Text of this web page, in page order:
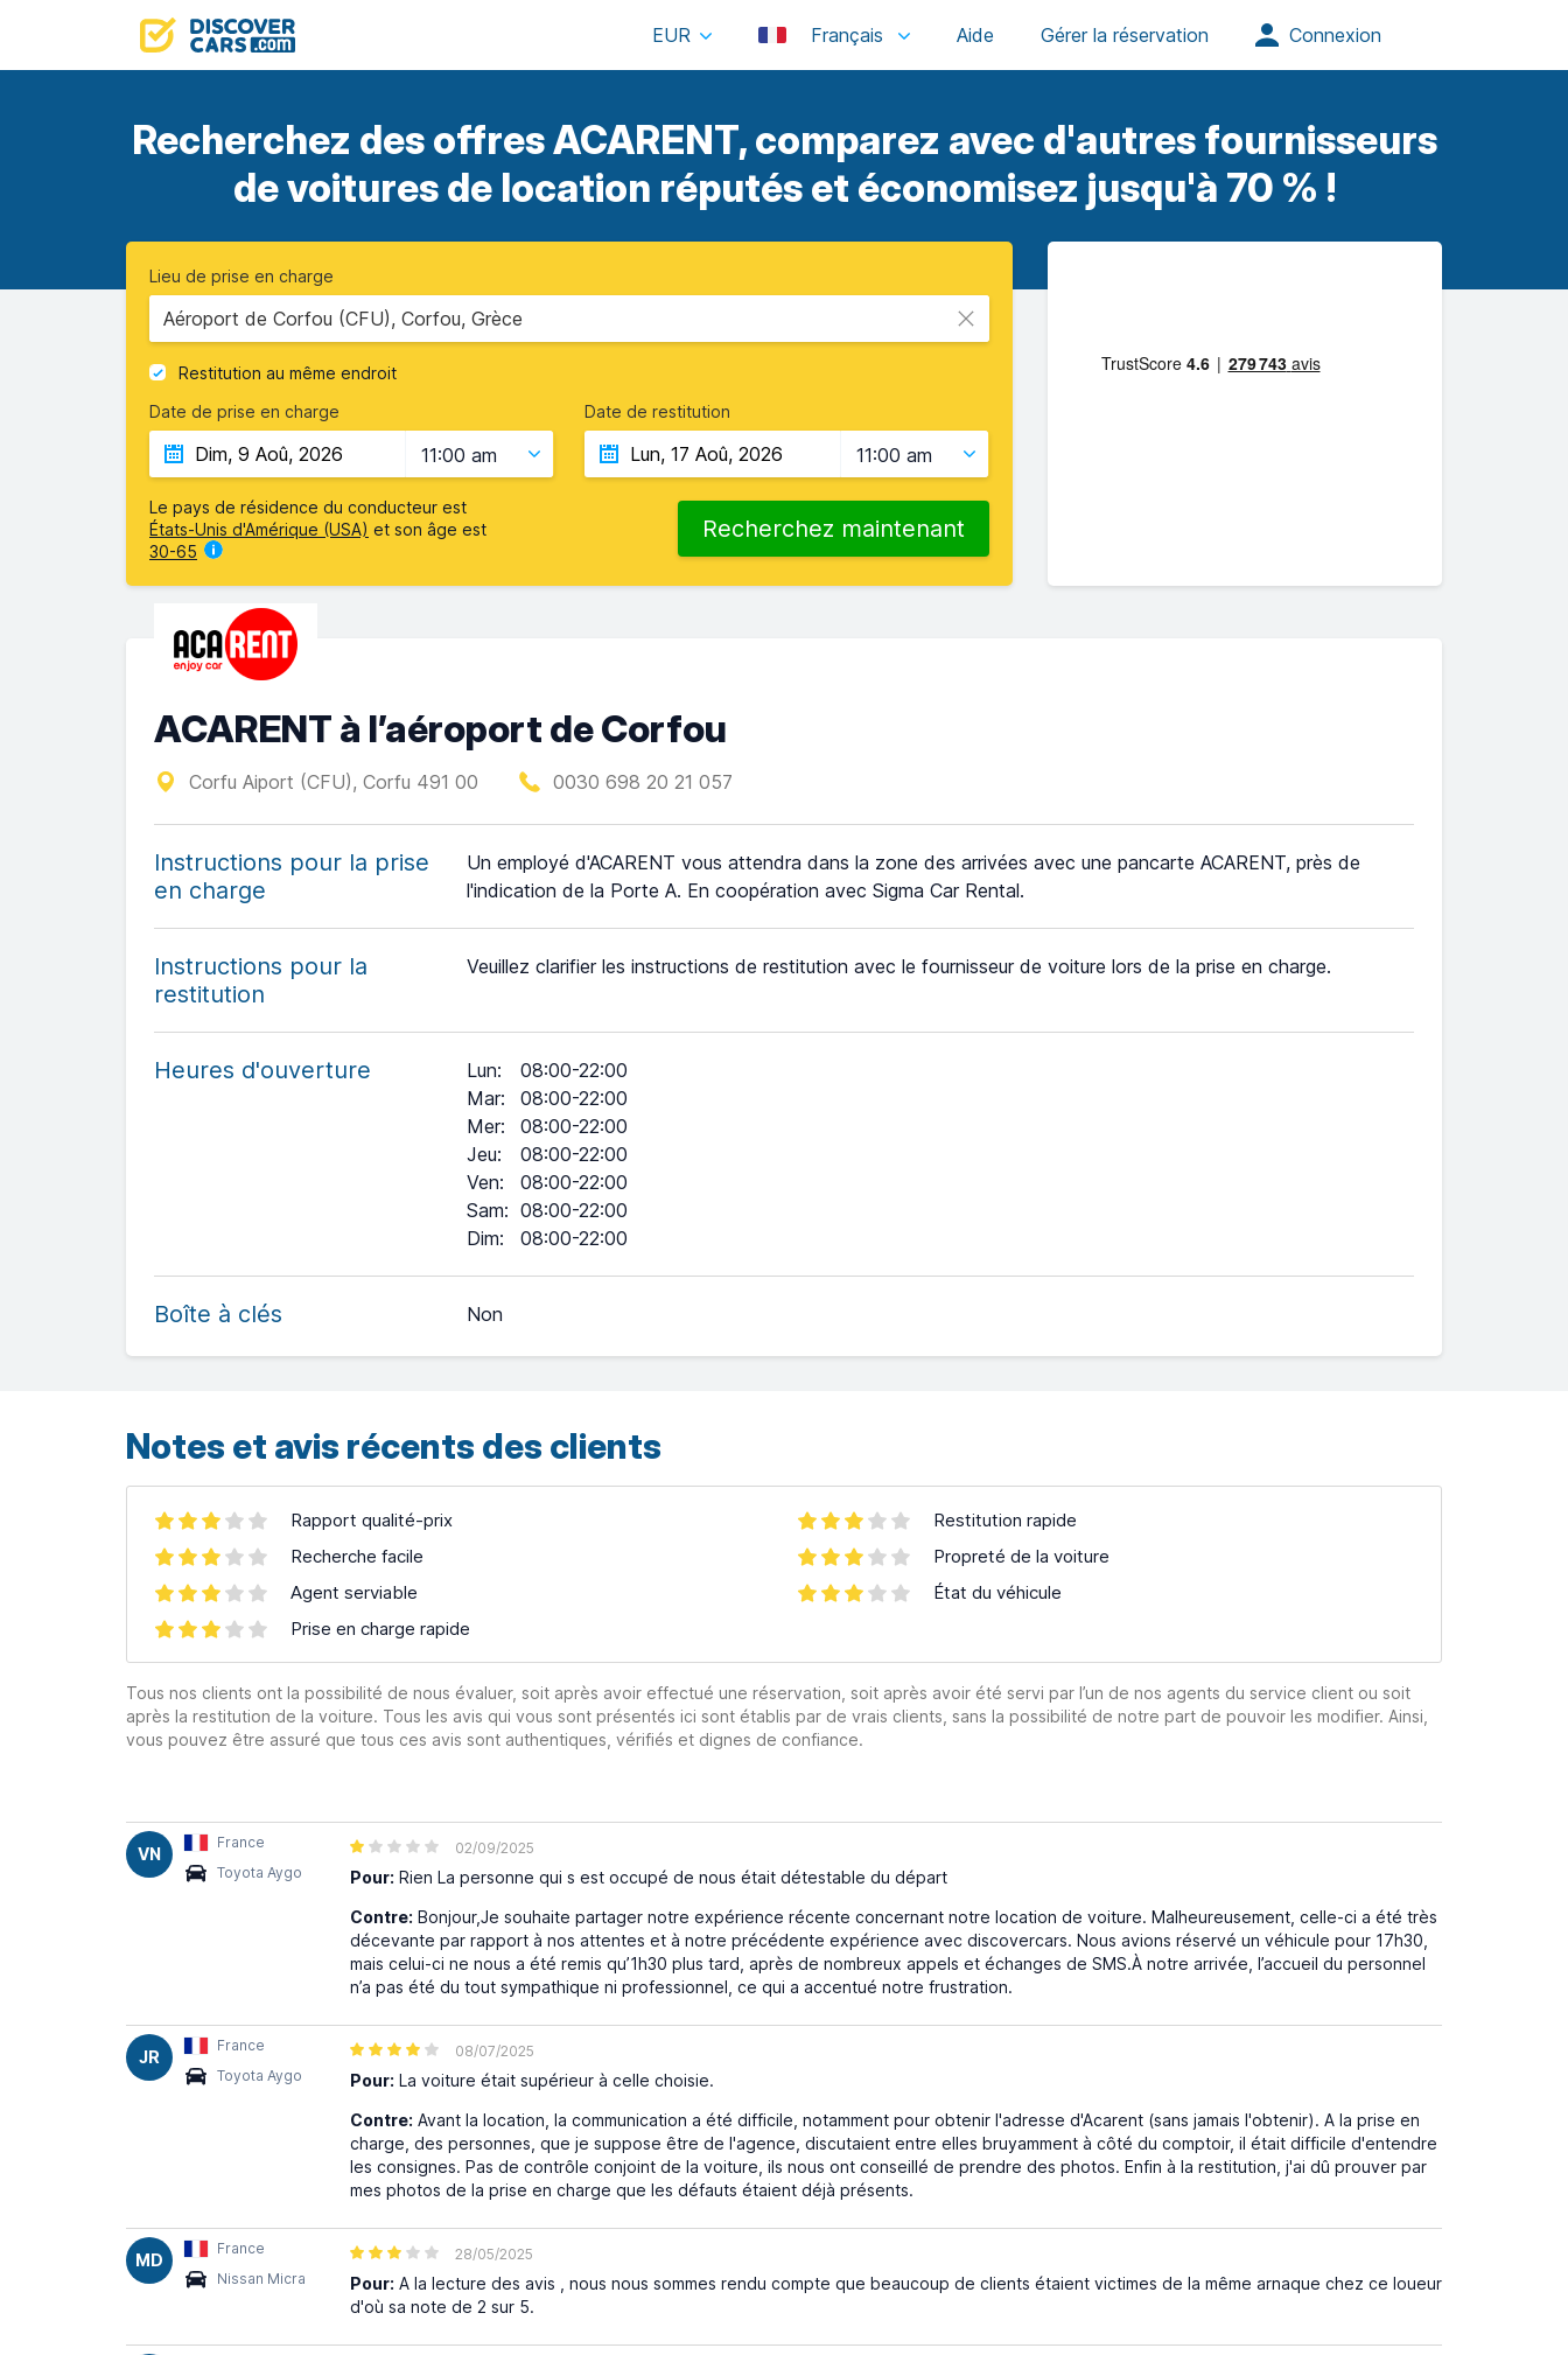
EUR Français
Recherchez des offres ACARENT, comparez avec d'autres fournisseurs
de voitures de location réputés et économisez jusqu'à 70 % !
Lieu de prise en charge
Aéroport de Corfou (CFU), Corfou, Grèce
Restitution au même endroit
Date de prise en charge
11:00 am
Date de restitution
11:00 am
Le pays de résidence du conducteur est
États-Unis d'Amérique (USA) et son âge est
30-65
Recherchez maintenant
ACARENT à l’aéroport de Corfou
Corfu Aiport (CFU), Corfu 491 00 0030 698 20 21 057
Instructions pour la prise
en charge
Un employé d'ACARENT vous attendra dans la zone des arrivées avec une pancarte ACARENT, près de
l'indication de la Porte A. En coopération avec Sigma Car Rental.
Instructions pour la
restitution
Veuillez clarifier les instructions de restitution avec le fournisseur de voiture lors de la prise en charge.
Heures d'ouverture Lun:
08:00-22:00
Mar:
08:00-22:00
Mer:
08:00-22:00
Jeu:
08:00-22:00
Ven:
08:00-22:00
Sam: 08:00-22:00
Dim: 08:00-22:00
Boîte à clés Non
Notes et avis récents des clients
Rapport qualité-prix
Recherche facile
Agent serviable
Prise en charge rapide
Restitution rapide
Propreté de la voiture
État du véhicule
Tous nos clients ont la possibilité de nous évaluer, soit après avoir effectué une réservation, soit après avoir été servi par l’un de nos agents du service client ou soit
après la restitution de la voiture. Tous les avis qui vous sont présentés ici sont établis par de vrais clients, sans la possibilité de notre part de pouvoir les modifier. Ainsi,
vous pouvez être assuré que tous ces avis sont authentiques, vérifiés et dignes de confiance.
VN
France
Toyota Aygo
02/09/2025
Pour: Rien La personne qui s est occupé de nous était détestable du départ
Contre: Bonjour,Je souhaite partager notre expérience récente concernant notre location de voiture. Malheureusement, celle-ci a été très
décevante par rapport à nos attentes et à notre précédente expérience avec discovercars. Nous avions réservé un véhicule pour 17h30,
mais celui-ci ne nous a été remis qu’1h30 plus tard, après de nombreux appels et échanges de SMS.À notre arrivée, l’accueil du personnel
n’a pas été du tout sympathique ni professionnel, ce qui a accentué notre frustration.
JR
France
Toyota Aygo
08/07/2025
Pour: La voiture était supérieur à celle choisie.
Contre: Avant la location, la communication a été difficile, notamment pour obtenir l'adresse d'Acarent (sans jamais l'obtenir). A la prise en
charge, des personnes, que je suppose être de l'agence, discutaient entre elles bruyamment à côté du comptoir, il était difficile d'entendre
les consignes. Pas de contrôle conjoint de la voiture, ils nous ont conseillé de prendre des photos. Enfin à la restitution, j'ai dû prouver par
mes photos de la prise en charge que les défauts étaient déjà présents.
MD
France
Nissan Micra
28/05/2025
Pour: A la lecture des avis , nous nous sommes rendu compte que beaucoup de clients étaient victimes de la même arnaque chez ce loueur
d'où sa note de 2 sur 5.